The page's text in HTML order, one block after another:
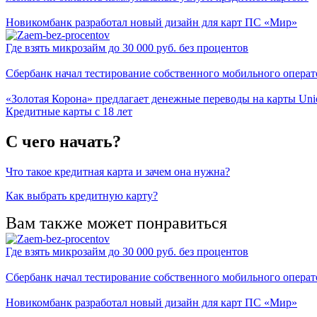
Новикомбанк разработал новый дизайн для карт ПС «Мир»
Где взять микрозайм до 30 000 руб. без процентов
Сбербанк начал тестирование собственного мобильного
«Золотая Корона» предлагает денежные переводы на карты
Кредитные карты с 18 лет
С чего начать?
Что такое кредитная карта и зачем она нужна?
Как выбрать кредитную карту?
Вам также может понравиться
Где взять микрозайм до 30 000 руб. без процентов
Сбербанк начал тестирование собственного мобильного
Новикомбанк разработал новый дизайн для карт ПС «Мир»